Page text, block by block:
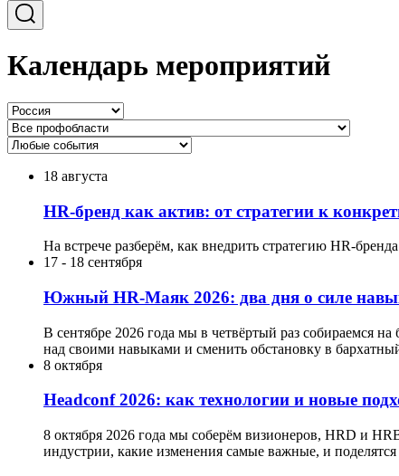
Календарь мероприятий
18 августа
HR-бренд как актив: от стратегии к
На встрече разберём, как внедрить стратегию HR-
17 - 18 сентября
Южный HR-Маяк 2026: два дня о силе
В сентябре 2026 года мы в четвёртый раз собираемся
над своими навыками и сменить обстановку в
8 октября
Headсonf 2026: как технологии и новые
8 октября 2026 года мы соберём визионеров, HRD и
индустрии, какие изменения самые важные, и